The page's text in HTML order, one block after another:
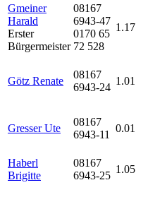
Gmeiner
Harald
Erster
Bürgermeister
08167
6943-47
0170 65
72 528
1.17
Götz Renate
08167
6943-24
1.01
Gresser Ute
08167
6943-11
0.01
Haberl
Brigitte
08167
6943-25
1.05